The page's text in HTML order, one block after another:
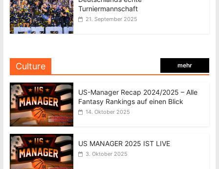
Turniermannschaft
21. September 2025
Culture mehr
US-Manager Recap 2024/2025 – Alle
Fantasy Rankings auf einen Blick
14. Oktober 2025
US MANAGER 2025 IST LIVE
3. Oktober 2025